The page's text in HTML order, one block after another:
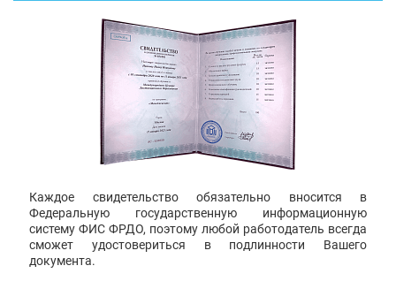
Каждое свидетельство обязательно вносится в
Федеральную государственную информационную
систему ФИС ФРДО, поэтому любой работодатель всегда
сможет удостовериться в подлинности Вашего
документа.